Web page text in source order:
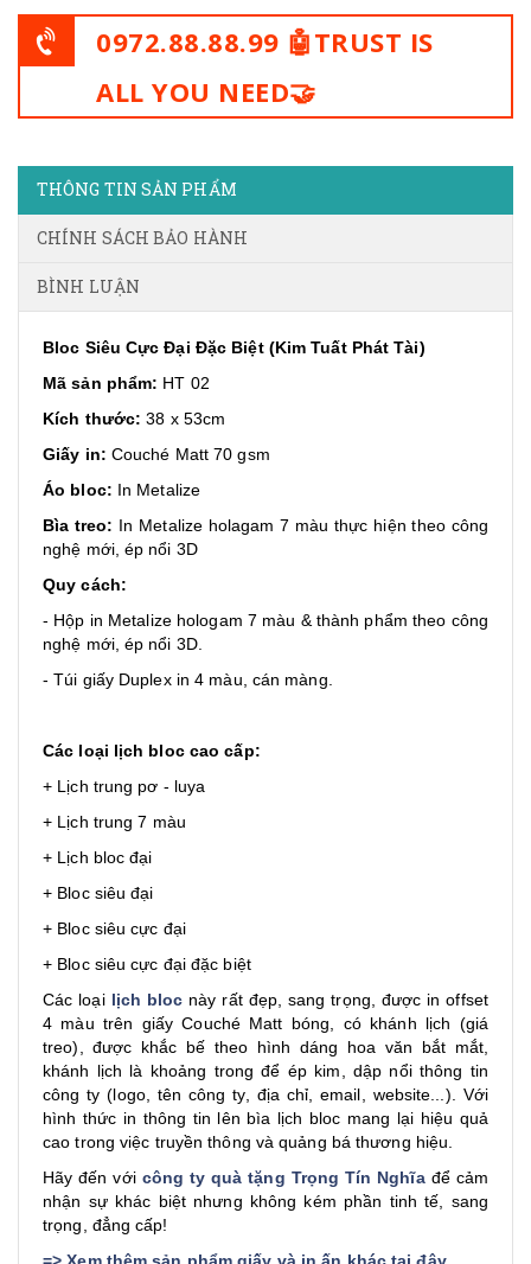
0972.88.88.99 🤖TRUST IS
ALL YOU NEED🤝
THÔNG TIN SẢN PHẨM
CHÍNH SÁCH BẢO HÀNH
BÌNH LUẬN
Bloc Siêu Cực Đại Đặc Biệt (Kim Tuất Phát Tài)
Mã sản phẩm: HT 02
Kích thước: 38 x 53cm
Giấy in: Couché Matt 70 gsm
Áo bloc: In Metalize
Bìa treo: In Metalize holagam 7 màu thực hiện theo công
nghệ mới, ép nổi 3D
Quy cách:
- Hộp in Metalize hologam 7 màu & thành phẩm theo công
nghệ mới, ép nổi 3D.
- Túi giấy Duplex in 4 màu, cán màng.
Các loại lịch bloc cao cấp:
+ Lịch trung pơ - luya
+ Lịch trung 7 màu
+ Lịch bloc đại
+ Bloc siêu đại
+ Bloc siêu cực đại
+ Bloc siêu cực đại đặc biệt
Các loại lịch bloc này rất đẹp, sang trọng, được in offset
4 màu trên giấy Couché Matt bóng, có khánh lịch (giá
treo), được khắc bế theo hình dáng hoa văn bắt mắt,
khánh lịch là khoảng trong để ép kim, dập nổi thông tin
công ty (logo, tên công ty, địa chỉ, email, website...). Với
hình thức in thông tin lên bìa lịch bloc mang lại hiệu quả
cao trong việc truyền thông và quảng bá thương hiệu.
Hãy đến với công ty quà tặng Trọng Tín Nghĩađể cảm
nhận sự khác biệt nhưng không kém phần tinh tế, sang
trọng, đẳng cấp!